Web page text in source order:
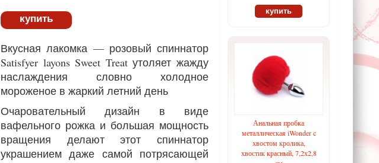
купить
Вкусная лакомка — розовый спиннатор
Satisfyer layons Sweet Treat утоляет жажду
наслаждения словно холодное
мороженое в жаркий летний день
Очаровательный дизайн в виде
вафельного рожка и большая мощность
вращения делают этот спиннатор
украшением даже самой потрясающей
купить
Анальная пробка
металлическая iWonder c
хвостом кролика,
хвостик красный, 7,2х2,8